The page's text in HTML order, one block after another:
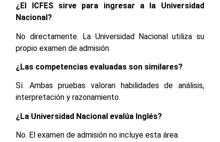
¿El ICFES sirve para ingresar a la Universidad
Nacional?
No directamente. La Universidad Nacional utiliza su
propio examen de admisión.
¿Las competencias evaluadas son similares?
Sí. Ambas pruebas valoran habilidades de análisis,
interpretación y razonamiento.
¿La Universidad Nacional evalúa Inglés?
No. El examen de admisión no incluye esta área.